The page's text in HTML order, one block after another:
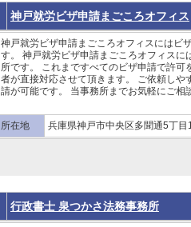
神戸就労ビザ申請まごころオフィス
神戸就労ビザ申請まごころオフィスにはビ
す。 神戸就労ビザ申請まごころオフィス
所です。 これまですべてのビザ申請で許
者が直接対応させて頂きます。 ご依頼し
請が可能です。 当事務所までお気軽にご相
所在地 兵庫県神戸市中央区多聞通5丁
行政書士 泉つかさ法務事務所